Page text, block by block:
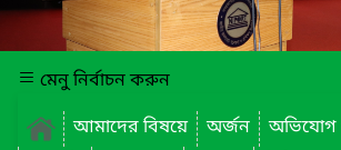
মেনু নির্বাচন করুন
আমাদের বিষয়ে
অর্জন
অভিযোগ